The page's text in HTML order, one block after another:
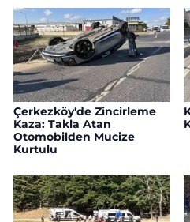
Çerkezköy'de Zincirleme
Kaza: Takla Atan
Otomobilden Mucize
Kurtulu